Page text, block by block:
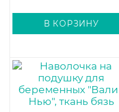
В КОРЗИНУ